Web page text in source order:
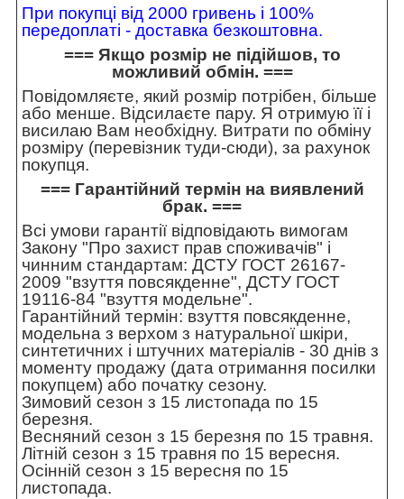
При покупці від 2000 гривень і 100%
передоплаті - доставка безкоштовна.
=== Якщо розмір не підійшов, то
можливий обмін. ===
Повідомляєте, який розмір потрібен, більше
або менше. Відсилаєте пару. Я отримую її і
висилаю Вам необхідну. Витрати по обміну
розміру (перевізник туди-сюди), за рахунок
покупця.
=== Гарантійний термін на виявлений
брак. ===
Всі умови гарантії відповідають вимогам
Закону "Про захист прав споживачів" і
чинним стандартам: ДСТУ ГОСТ 26167-
2009 "взуття повсякденне", ДСТУ ГОСТ
19116-84 "взуття модельне".
Гарантійний термін: взуття повсякденне,
модельна з верхом з натуральної шкіри,
синтетичних і штучних матеріалів - 30 днів з
моменту продажу (дата отримання посилки
покупцем) або початку сезону.
Зимовий сезон з 15 листопада по 15
березня.
Весняний сезон з 15 березня по 15 травня.
Літній сезон з 15 травня по 15 вересня.
Осінній сезон з 15 вересня по 15
листопада.